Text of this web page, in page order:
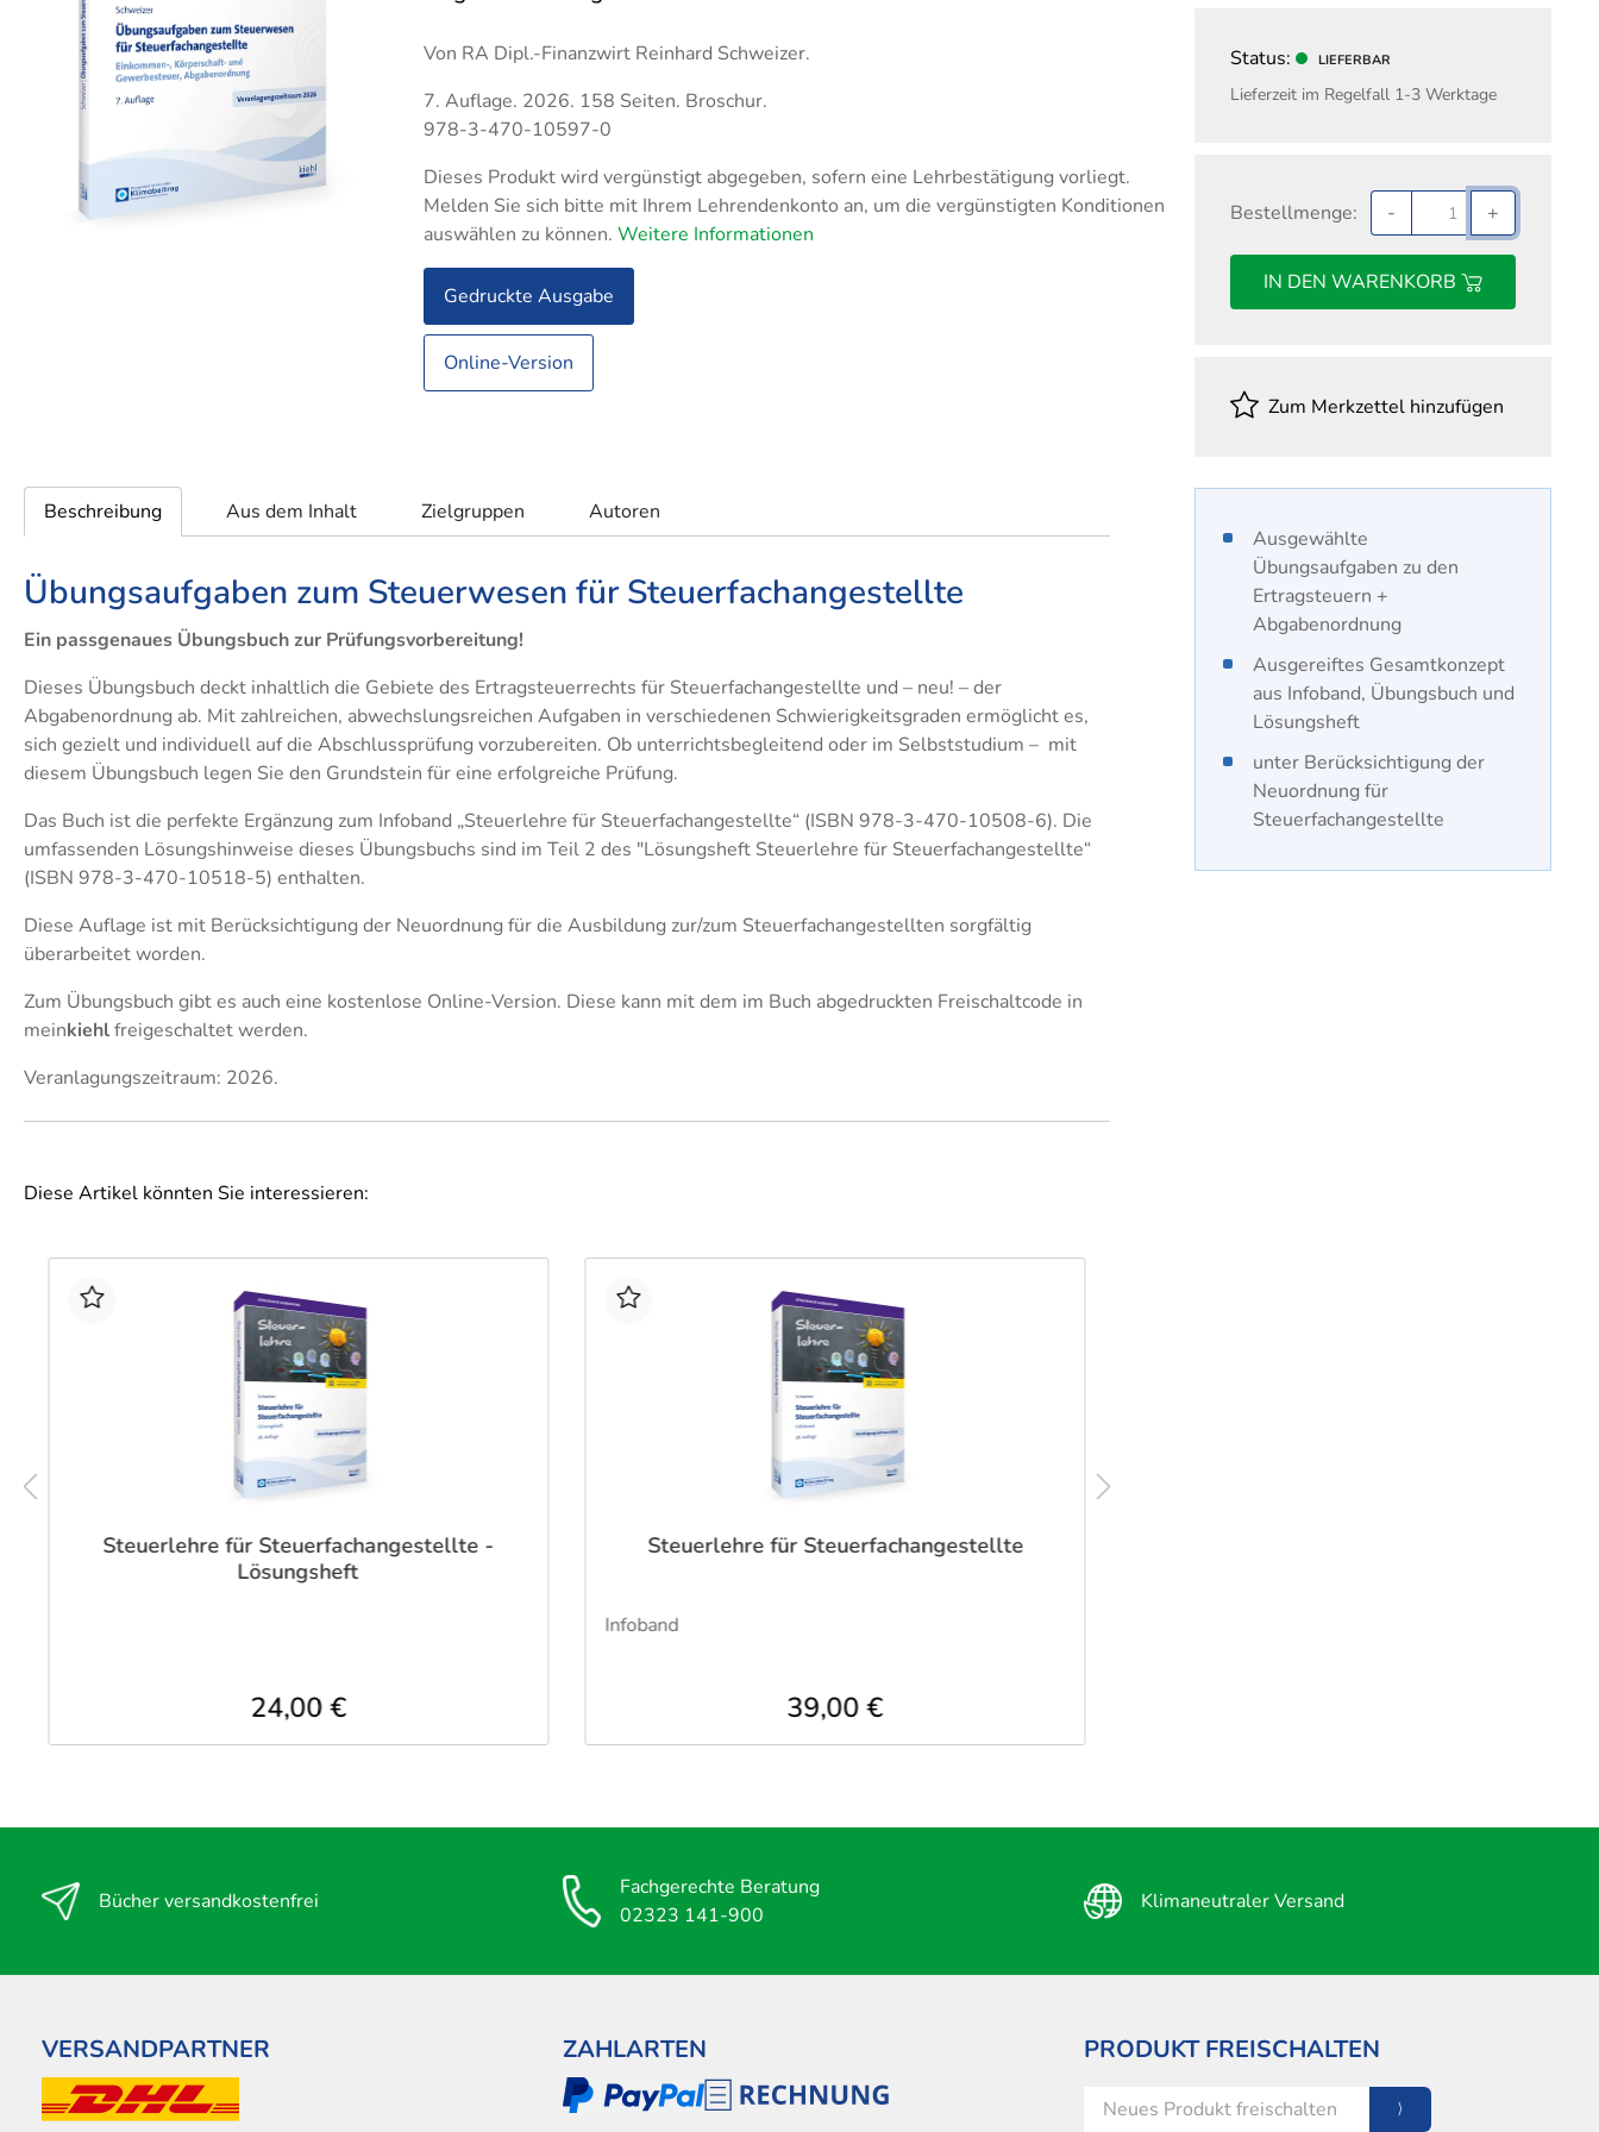
Groß- und
Außenhandelsmanagement
Industriekaufleute
Medizinische Fachangestellte
Rechtsanwalts- und
Notarfachangestellte
Außenhandelsmanagement
Lagerlogistik
Verkäufer
Verwaltungsfachangestellte
Betriebswirt IHK
Technischer Betriebswirt
Logistikmeister
Fachwirt im Gesundheits- und
Sozialwesen
Industriefachwirt
Steuerfachwirt
Technischer Fachwirt
Handwerksmeister
Status: LIEFERBAR
Lieferzeit im Regelfall 1-3 Werktage
Bestellmenge: - +
IN DEN WARENKORB
Zum Merkzettel hinzufügen
Ausgewählte
Übungsaufgaben zu den
Ertragsteuern +
Abgabenordnung
Ausgereiftes Gesamtkonzept
aus Infoband, Übungsbuch und
Lösungsheft
unter Berücksichtigung der
Neuordnung für
Steuerfachangestellte
Von RA Dipl.-Finanzwirt Reinhard Schweizer.
7. Auflage. 2026. 158 Seiten. Broschur.
978-3-470-10597-0
Dieses Produkt wird vergünstigt abgegeben, sofern eine Lehrbestätigung vorliegt.
Melden Sie sich bitte mit Ihrem Lehrendenkonto an, um die vergünstigten Konditionen
auswählen zu können. Weitere Informationen
Gedruckte Ausgabe
Online-Version
Beschreibung Aus dem Inhalt Zielgruppen Autoren
Übungsaufgaben zum Steuerwesen für Steuerfachangestellte
​Ein passgenaues Übungsbuch zur Prüfungsvorbereitung!
Dieses Übungsbuch deckt inhaltlich die Gebiete des Ertragsteuerrechts für Steuerfachangestellte und – neu! – der
Abgabenordnung ab.​ Mit zahlreichen, abwechslungsreichen Aufgaben in verschiedenen Schwierigkeitsgraden ermöglicht es,
sich gezielt und individuell auf die Abschlussprüfung vorzubereiten. Ob unterrichtsbegleitend oder im Selbststudium – mit
diesem Übungsbuch legen Sie den Grundstein für eine erfolgreiche Prüfung.
Das Buch ist die perfekte Ergänzung zum Infoband „Steuerlehre für Steuerfachangestellte“ (ISBN 978-3-470-10508-6). Die
umfassenden Lösungshinweise dieses Übungsbuchs sind im Teil 2 des "Lösungsheft Steuerlehre für Steuerfachangestellte“
(ISBN 978-3-470-10518-5) enthalten.
Diese Auflage ist mit Berücksichtigung der Neuordnung für die Ausbildung zur/zum Steuerfachangestellten sorgfältig
überarbeitet worden.
Zum Übungsbuch gibt es auch eine kostenlose Online-Version. Diese kann mit dem im Buch abgedruckten Freischaltcode in
meinkiehlfreigeschaltet werden.
Veranlagungszeitraum: 2026.
Diese Artikel könnten Sie interessieren:
Steuerlehre für Steuerfachangestellte -
Lösungsheft
24,00 €
Steuerlehre für Steuerfachangestellte
Infoband
39,00 €
Bücher versandkostenfrei
Fachgerechte Beratung
02323 141-900
Klimaneutraler Versand
VERSANDPARTNER ZAHLARTEN PRODUKT FREISCHALTEN